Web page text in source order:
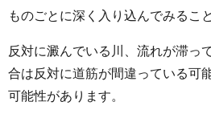
ものごとに深く入り込んでみるこ
反対に澱んでいる川、流れが滞っ
合は反対に道筋が間違っている可
可能性があります。